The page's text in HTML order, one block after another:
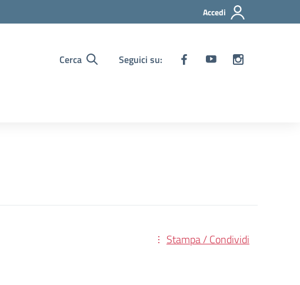
Accedi
Cerca Seguici su:
Stampa / Condividi